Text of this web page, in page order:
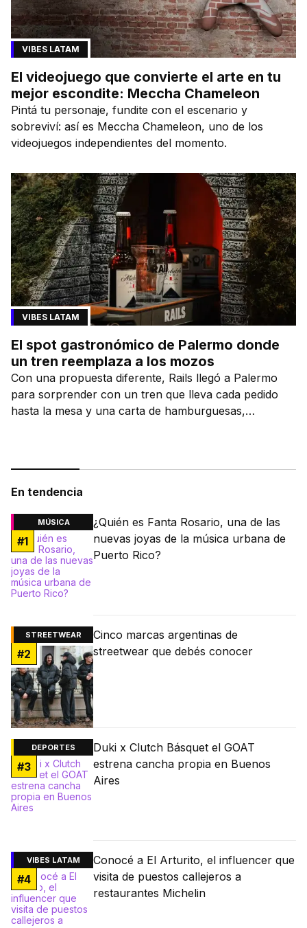
VIBES LATAM
El videojuego que convierte el arte en tu
mejor escondite: Meccha Chameleon
Pintá tu personaje, fundite con el escenario y
sobreviví: así es Meccha Chameleon, uno de los
videojuegos independientes del momento.
VIBES LATAM
El spot gastronómico de Palermo donde
un tren reemplaza a los mozos
Con una propuesta diferente, Rails llegó a Palermo
para sorprender con un tren que lleva cada pedido
hasta la mesa y una carta de hamburguesas,
En tendencia
MÚSICA
#1
¿Quién es Fanta Rosario, una de las
nuevas joyas de la música urbana de
Puerto Rico?
STREETWEAR
#2
Cinco marcas argentinas de
streetwear que debés conocer
DEPORTES
#3
Duki x Clutch Básquet el GOAT
estrena cancha propia en Buenos
Aires
VIBES LATAM
#4
Conocé a El Arturito, el influencer que
visita de puestos callejeros a
restaurantes Michelin